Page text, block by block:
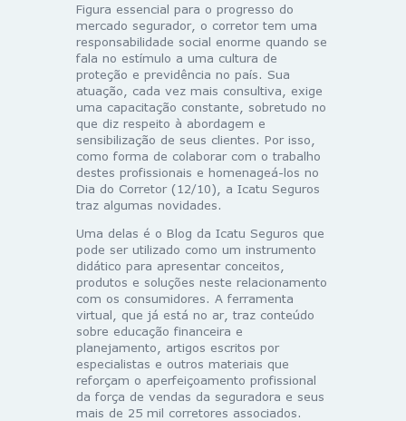
Figura essencial para o progresso do
mercado segurador, o corretor tem uma
responsabilidade social enorme quando se
fala no estímulo a uma cultura de
proteção e previdência no país. Sua
atuação, cada vez mais consultiva, exige
uma capacitação constante, sobretudo no
que diz respeito à abordagem e
sensibilização de seus clientes. Por isso,
como forma de colaborar com o trabalho
destes profissionais e homenageá-los no
Dia do Corretor (12/10), a Icatu Seguros
traz algumas novidades.
Uma delas é o Blog da Icatu Seguros que
pode ser utilizado como um instrumento
didático para apresentar conceitos,
produtos e soluções neste relacionamento
com os consumidores. A ferramenta
virtual, que já está no ar, traz conteúdo
sobre educação financeira e
planejamento, artigos escritos por
especialistas e outros materiais que
reforçam o aperfeiçoamento profissional
da força de vendas da seguradora e seus
mais de 25 mil corretores associados.